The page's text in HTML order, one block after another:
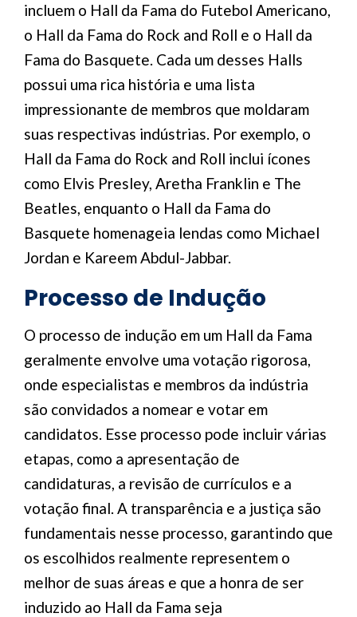
incluem o Hall da Fama do Futebol Americano,
o Hall da Fama do Rock and Roll e o Hall da
Fama do Basquete. Cada um desses Halls
possui uma rica história e uma lista
impressionante de membros que moldaram
suas respectivas indústrias. Por exemplo, o
Hall da Fama do Rock and Roll inclui ícones
como Elvis Presley, Aretha Franklin e The
Beatles, enquanto o Hall da Fama do
Basquete homenageia lendas como Michael
Jordan e Kareem Abdul-Jabbar.
Processo de Indução
O processo de indução em um Hall da Fama
geralmente envolve uma votação rigorosa,
onde especialistas e membros da indústria
são convidados a nomear e votar em
candidatos. Esse processo pode incluir várias
etapas, como a apresentação de
candidaturas, a revisão de currículos e a
votação final. A transparência e a justiça são
fundamentais nesse processo, garantindo que
os escolhidos realmente representem o
melhor de suas áreas e que a honra de ser
induzido ao Hall da Fama seja